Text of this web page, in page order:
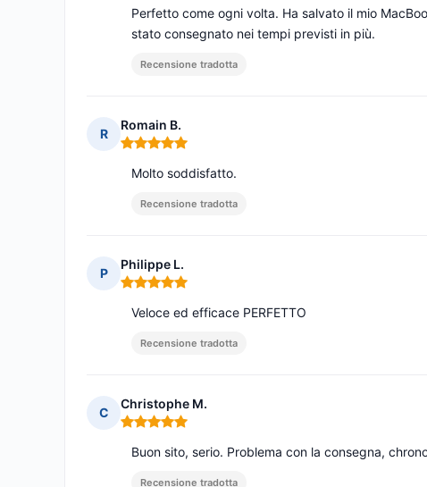
Perfetto come ogni volta. Ha salvato il mio
stato consegnato nei tempi previsti in più.
Recensione tradotta
R
Romain B.
Nota: 5 su 5
Molto soddisfatto.
Recensione tradotta
P
Philippe L.
Nota: 5 su 5
Veloce ed efficace PERFETTO
Recensione tradotta
C
Christophe M.
Nota: 5 su 5
Buon sito, serio. Problema con la consegna,
Recensione tradotta